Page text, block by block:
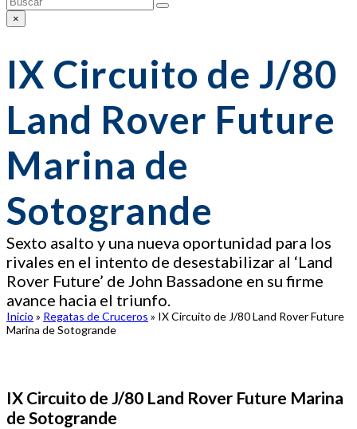
Enviar
×
Close
IX Circuito de J/80
Land Rover Future
Marina de
Sotogrande
Sexto asalto y una nueva oportunidad para los
rivales en el intento de desestabilizar al ‘Land
Rover Future’ de John Bassadone en su firme
avance hacia el triunfo.
Inicio » Regatas de Cruceros » IX Circuito de J/80 Land Rover Future
Marina de Sotogrande
IX Circuito de J/80 Land Rover Future Marina
de Sotogrande